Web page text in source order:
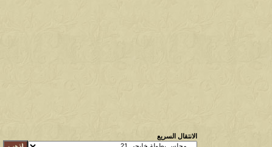
الانتقال السريع